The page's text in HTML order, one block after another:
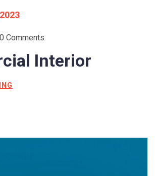
0 Comments
Interior